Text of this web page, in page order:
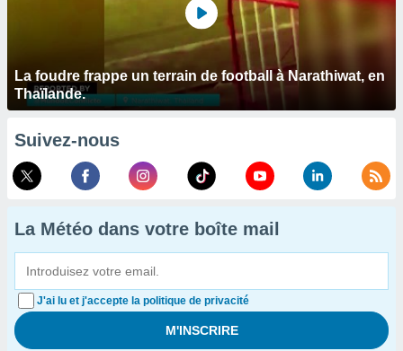
La foudre frappe un terrain de football à Narathiwat, en
Thaïlande.
Suivez-nous
La Météo dans votre boîte mail
J'ai lu et j'accepte la politique de privacité